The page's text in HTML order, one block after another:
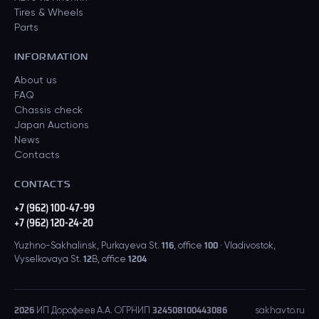
Tires & Wheels
Parts
INFORMATION
About us
FAQ
Chassis check
Japan Auctions
News
Contacts
CONTACTS
+7 (962) 100-47-99
+7 (962) 120-24-20
Yuzhno-Sakhalinsk, Purkayeva St. 116, office 100 · Vladivostok,
Vyselkovaya St. 12B, office 1204
2026 ИП Дорофеев А.А. ОГРНИП 324508100443086 sakhavto.ru